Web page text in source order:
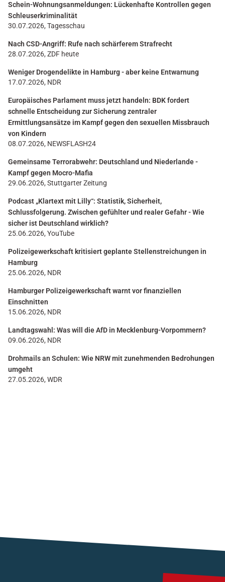
Schein-Wohnungsanmeldungen: Lückenhafte Kontrollen gegen
Schleuserkriminalität
30.07.2026, Tagesschau
Nach CSD-Angriff: Rufe nach schärferem Strafrecht
28.07.2026, ZDF heute
Weniger Drogendelikte in Hamburg - aber keine Entwarnung
17.07.2026, NDR
Europäisches Parlament muss jetzt handeln: BDK fordert
schnelle Entscheidung zur Sicherung zentraler
Ermittlungsansätze im Kampf gegen den sexuellen Missbrauch
von Kindern
08.07.2026, NEWSFLASH24
Gemeinsame Terrorabwehr: Deutschland und Niederlande -
Kampf gegen Mocro-Mafia
29.06.2026, Stuttgarter Zeitung
Podcast „Klartext mit Lilly“: Statistik, Sicherheit,
Schlussfolgerung. Zwischen gefühlter und realer Gefahr - Wie
sicher ist Deutschland wirklich?
25.06.2026, YouTube
Polizeigewerkschaft kritisiert geplante Stellenstreichungen in
Hamburg
25.06.2026, NDR
Hamburger Polizeigewerkschaft warnt vor finanziellen
Einschnitten
15.06.2026, NDR
Landtagswahl: Was will die AfD in Mecklenburg-Vorpommern?
09.06.2026, NDR
Drohmails an Schulen: Wie NRW mit zunehmenden Bedrohungen
umgeht
27.05.2026, WDR